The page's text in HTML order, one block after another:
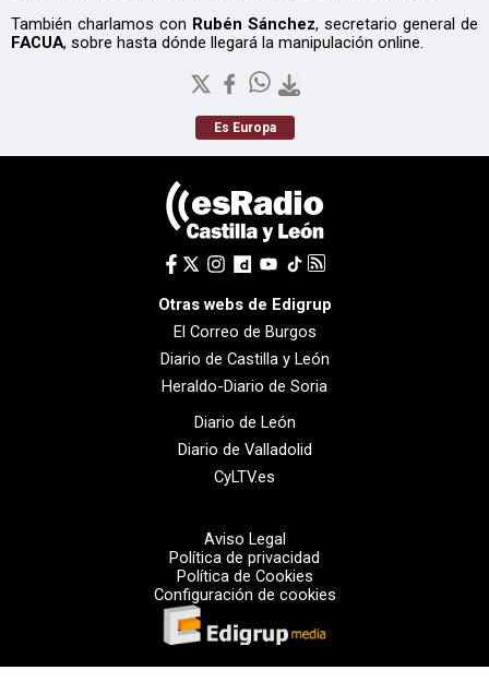
También charlamos con Rubén Sánchez, secretario general de
FACUA, sobre hasta dónde llegará la manipulación online.
Es Europa
Otras webs de Edigrup
El Correo de Burgos
Diario de Castilla y León
Heraldo-Diario de Soria
Diario de León
Diario de Valladolid
CyLTV.es
Aviso Legal
Política de privacidad
Política de Cookies
Configuración de cookies